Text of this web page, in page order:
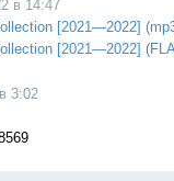
в 14:47
[2021—2022]
[2021—2022]
3:02